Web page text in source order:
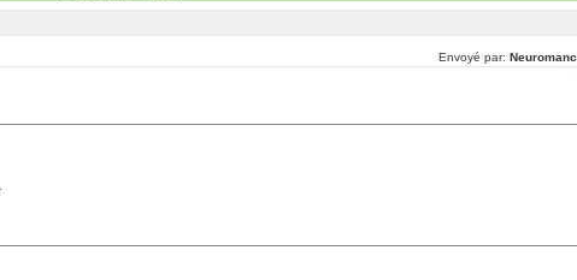
Envoyé par: